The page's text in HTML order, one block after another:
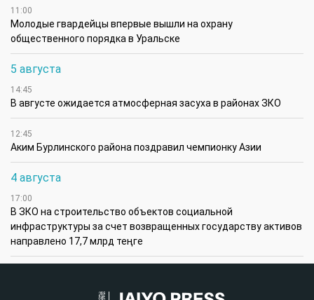
11:00
Молодые гвардейцы впервые вышли на охрану
общественного порядка в Уральске
5 августа
14:45
В августе ожидается атмосферная засуха в районах ЗКО
12:45
Аким Бурлинского района поздравил чемпионку Азии
4 августа
17:00
В ЗКО на строительство объектов социальной
инфраструктуры за счет возвращенных государству активов
направлено 17,7 млрд теңге